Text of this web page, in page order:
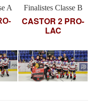
A
Finalistes Classe B
CASTOR 2 PRO-
LAC